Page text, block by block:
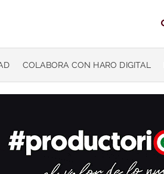
COLABORA CON HARO DIGITAL